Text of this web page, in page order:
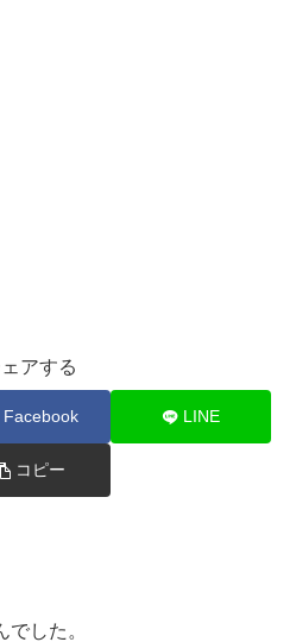
アする
Facebook LINE
コピー
した。